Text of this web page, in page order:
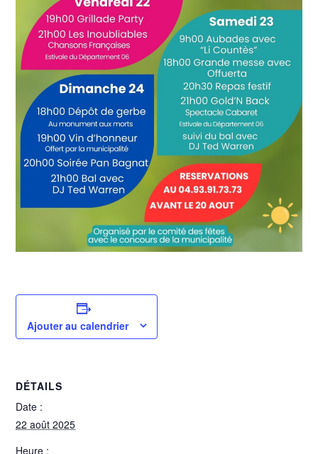
Ajouter au calendrier
DÉTAILS
Date :
22 août 2025
Heure :